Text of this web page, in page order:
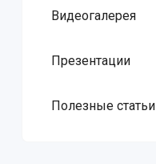
Видеогалерея
Презентации
Полезные статьи